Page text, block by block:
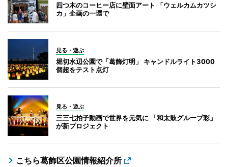
四つ木のコーヒー店に壁面アート 「ウェルカムカツシ
カ」企画の一環で
見る・遊ぶ
堀切水辺公園で「葛飾灯明」 キャンドルライト3000
個超をテスト点灯
見る・遊ぶ
三三七拍子動画で世界を元気に 「和太鼓グループ彩」
が新プロジェクト
こちら葛飾区公園情報紹介所